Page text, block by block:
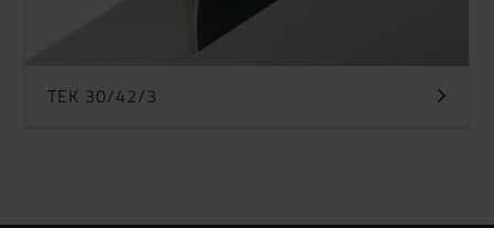
TEK 30/42/3